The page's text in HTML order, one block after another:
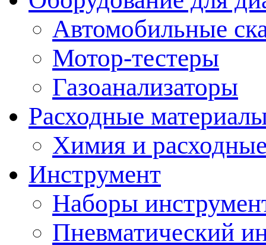
Автомобильные
Мотор-тестеры
Газоанализаторы
Расходные
Химия и
Инструмент
Наборы
Пневматический